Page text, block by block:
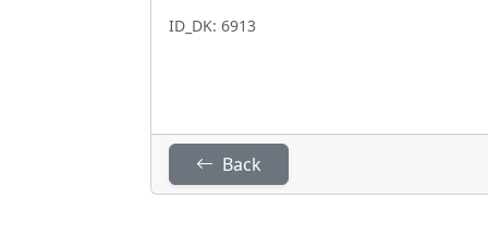
ID_DK: 6913
Back